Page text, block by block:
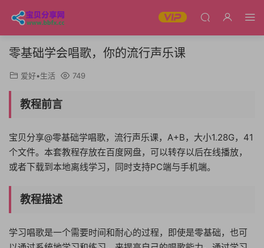
零基础学会唱歌，你的流行声乐课
爱好•生活 749
教程前言
宝贝分享@零基础学唱歌，流行声乐课，A+B，大小1.28G，41
个文件。本套教程存放在百度网盘，可以转存以后在线播放，
或者下载到本地离线学习，同时支持PC端与手机端。
教程描述
学习唱歌是一个需要时间和耐心的过程，即使是零基础，也可